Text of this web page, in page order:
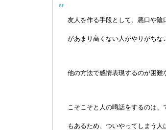
友人を作る手段として、悪口や
があまり高くない人がやりがちな
他の方法で感情表現するのが困難
こそこそと人の噂話をするのは
もあるため、ついやってしまう人